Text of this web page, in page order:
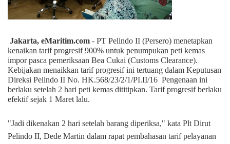
Jakarta, eMaritim.com - PT Pelindo II (Persero) menetapkan
kenaikan tarif progresif 900% untuk penumpukan peti kemas
impor pasca pemeriksaan Bea Cukai (Customs Clearance).
Kebijakan menaikkan tarif progresif ini tertuang dalam Keputusan
Direksi Pelindo II No. HK.568/23/2/1/PI.II/16 Pengenaan ini
berlaku setelah 2 hari peti kemas dititipkan. Tarif progresif berlaku
efektif sejak 1 Maret lalu.
"Jadi dikenakan 2 hari setelah barang diperiksa," kata Plt Dirut
Pelindo II, Dede Martin dalam rapat pembahasan tarif pelayanan